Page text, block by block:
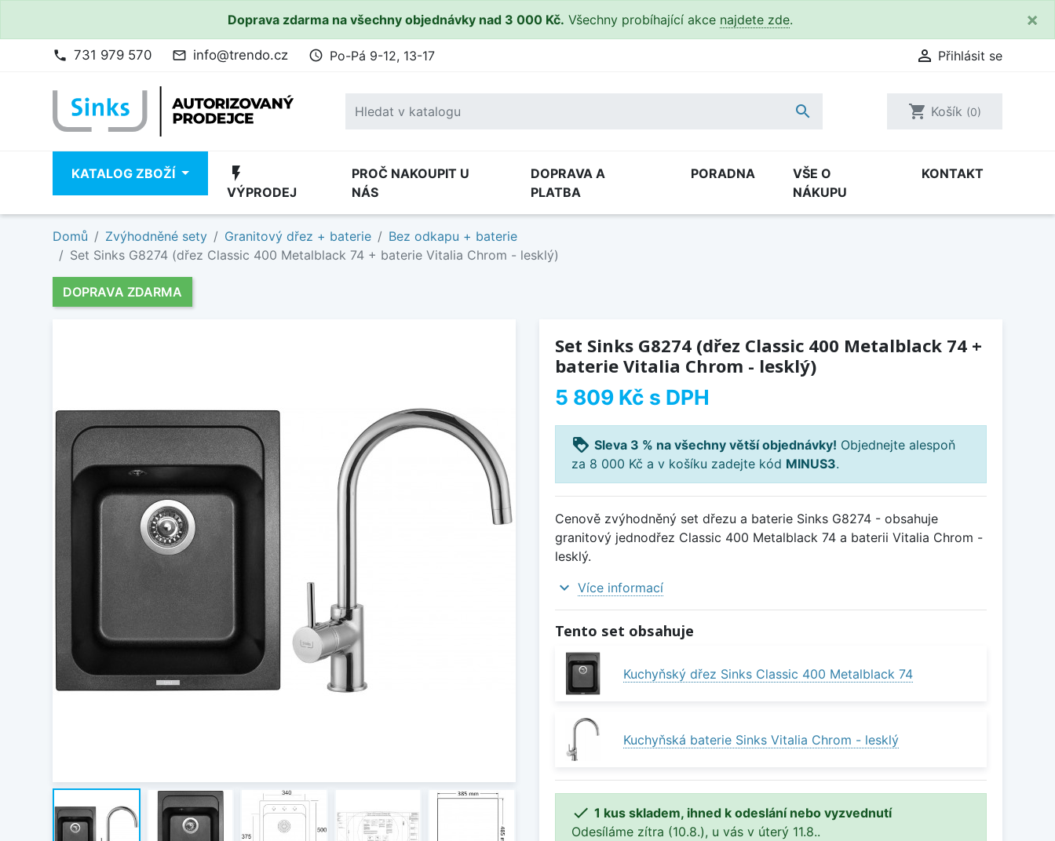
Doprava zdarma na všechny objednávky nad 3 000 Kč. Všechny probíhající akce najdete zde. ×
phone 731 979 570 mail_outline info@trendo.cz access_time Po-Pá 9-12, 13-17  Přihlásit se
 shopping_cart Košík (0)
KATALOG ZBOŽÍ flash_on
VÝPRODEJ
PROČ NAKOUPIT U
NÁS
DOPRAVA A
PLATBA
PORADNA
VŠE O
NÁKUPU
KONTAKT
Domů Zvýhodněné sety Granitový dřez + baterie
Bez odkapu + baterie
Set Sinks G8274 (dřez Classic 400 Metalblack 74 + baterie Vitalia Chrom - lesklý)
DOPRAVA ZDARMA
Set Sinks G8274 (dřez Classic 400 Metalblack 74 +
baterie Vitalia Chrom - lesklý)
5 809 Kč s DPH
loyalty Sleva 3 % na všechny větší objednávky! Objednejte alespoň
za 8 000 Kč a v košíku zadejte kód MINUS3.
Cenově zvýhodněný set dřezu a baterie Sinks G8274 - obsahuje
granitový jednodřez Classic 400 Metalblack 74 a baterii Vitalia Chrom -
lesklý.
expand_more Více informací
Tento set obsahuje
Kuchyňský dřez Sinks Classic 400 Metalblack 74
Kuchyňská baterie Sinks Vitalia Chrom - lesklý
 1 kus skladem, ihned k odeslání nebo vyzvednutí
Odesíláme zítra (10.8.), u vás v úterý 11.8..